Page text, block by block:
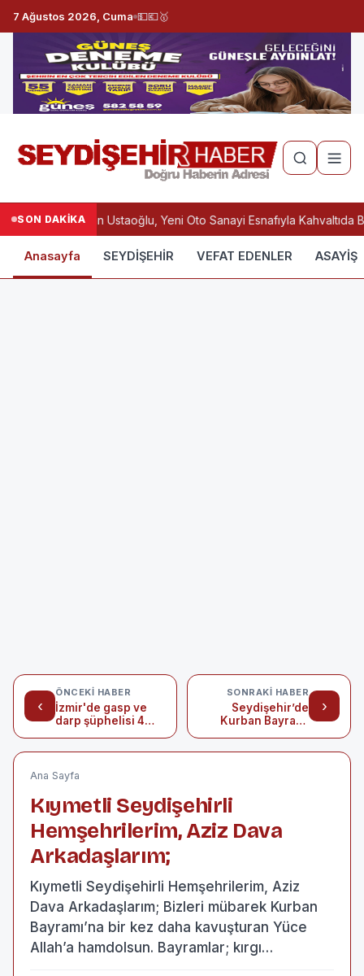
7 Ağustos 2026, Cuma 💵💶🥇
SON DAKİKABaşkan Ustaoğlu, Yeni Oto Sanayi Esnafıyla Kahvaltıda
Anasayfa SEYDİŞEHİR VEFAT EDENLER ASAYİŞ
‹
ÖNCEKI HABER
İzmir'de gasp ve
darp şüphelisi 4
›
SONRAKI HABER
Seydişehir’de
Kurban Bayramı
Ana Sayfa
Kıymetli Seydişehirli
Hemşehrilerim, Aziz Dava
Arkadaşlarım;
Kıymetli Seydişehirli Hemşehrilerim, Aziz
Dava Arkadaşlarım; ​Bizleri mübarek Kurban
Bayramı’na bir kez daha kavuşturan Yüce
Allah’a hamdolsun. Bayramlar; kırgı…